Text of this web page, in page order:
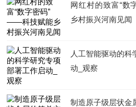
网红村的致富“
乡村振兴河南见闻
人工智能驱动的科
动_观察
制造原子级层状金